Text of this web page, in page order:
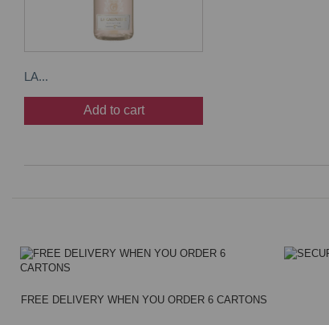
LA...
Add to cart
FREE DELIVERY WHEN YOU ORDER 6 CARTONS